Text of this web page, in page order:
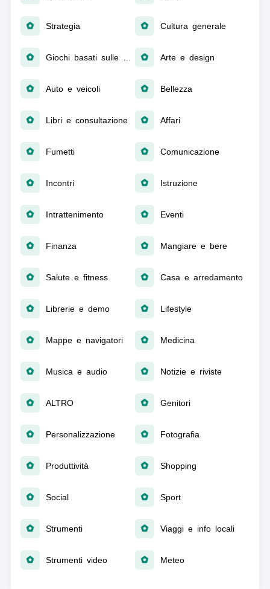
Strategia Cultura generale
Arte e design
Auto e veicoli Bellezza
Libri e consultazione Affari
Fumetti Comunicazione
Incontri Istruzione
Intrattenimento Eventi
Finanza Mangiare e bere
Salute e fitness Casa e arredamento
Librerie e demo Lifestyle
Mappe e navigatori Medicina
Musica e audio Notizie e riviste
ALTRO Genitori
Personalizzazione Fotografia
Produttività Shopping
Social Sport
Strumenti Viaggi e info locali
Strumenti video Meteo